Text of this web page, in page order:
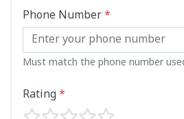
Phone Number*
Must match the phone number
Rating*